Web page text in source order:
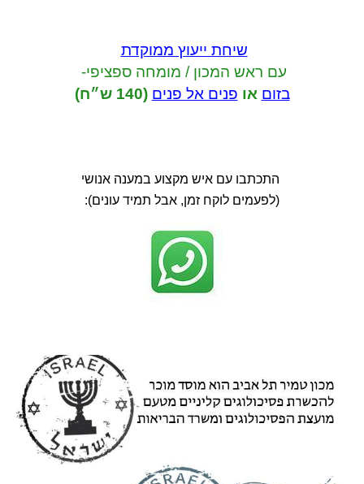
שיחת ייעוץ ממוקדת
עם ראש המכון / מומחה ספציפי-
בזום או פנים אל פנים (140 ש״ח)
התכתבו עם איש מקצוע במענה אנושי
(לפעמים לוקח זמן, אבל תמיד עונים):